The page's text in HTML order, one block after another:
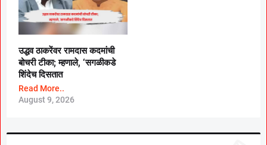
उद्धव ठाकरेंवर रामदास कदमांची
बोचरी टीका; म्हणाले, ‘सगळीकडे
शिंदेच दिसतात
Read More..
August 9, 2026